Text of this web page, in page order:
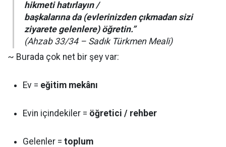
hikmeti hatırlayın /
başkalarına da (evlerinizden çıkmadan sizi
ziyarete gelenlere) öğretin.”
(Ahzab 33/34 – Sadık Türkmen Meali)
~ Burada çok net bir şey var:
Ev = eğitim mekânı
Evin içindekiler = öğretici / rehber
Gelenler = toplum